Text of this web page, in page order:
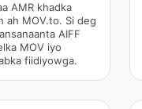
AMR khadka
ah MOV.to. Si deg
AIFF
MOV iyo
fiidiyowga.